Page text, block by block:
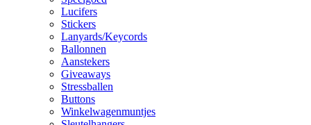
Lucifers
Stickers
Lanyards/Keycords
Ballonnen
Aanstekers
Giveaways
Stressballen
Buttons
Winkelwagenmuntjes